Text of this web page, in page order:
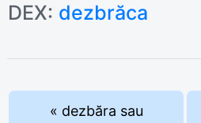
DEX: dezbrăca
« dezbăra sau